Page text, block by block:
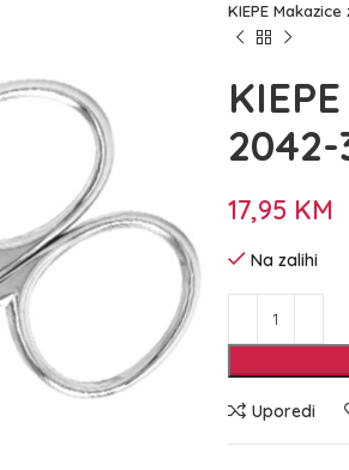
KIEPE
2042-
17,95 KM
Na zalihi
Uporedi